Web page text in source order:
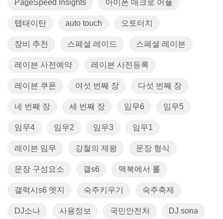
PageSpeed Insights 아이폰 매크로 어플
탭태이탄 auto touch 오토터치
장비 추천 스페셜 레이드 스페셜 레이븐
레이븐 사전예약 레이븐 사전등록
레이븐 쿠폰 여섯 번째 장 다섯 번째 장
네 번째 장 세 번째 장 임무6 임무5
임무4 임무2 임무3 임무1
레이븐 임무 강철의 제왕 문장 형식
문장 구성요소 갤s6 맥북에서 롤
갤럭시s6 엣지 숙주키우기 숙주축제
DJ소나 사용정보 국민안전처 DJ sona